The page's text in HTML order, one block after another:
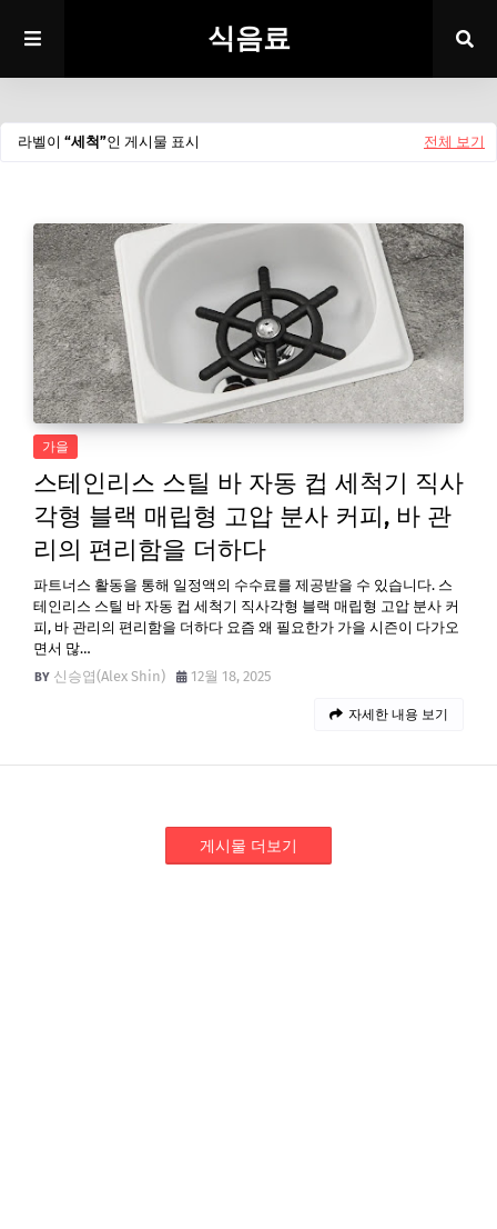
식음료
라벨이 세척 인 게시물 표시 전체 보기
가을
스테인리스 스틸 바 자동 컵 세척기 직사
각형 블랙 매립형 고압 분사 커피, 바 관
리의 편리함을 더하다
파트너스 활동을 통해 일정액의 수수료를 제공받을 수 있습니다. 스
테인리스 스틸 바 자동 컵 세척기 직사각형 블랙 매립형 고압 분사 커
피, 바 관리의 편리함을 더하다 요즘 왜 필요한가 가을 시즌이 다가오
면서 많…
신승엽(Alex Shin)
12월 18, 2025
자세한 내용 보기
게시물 더보기